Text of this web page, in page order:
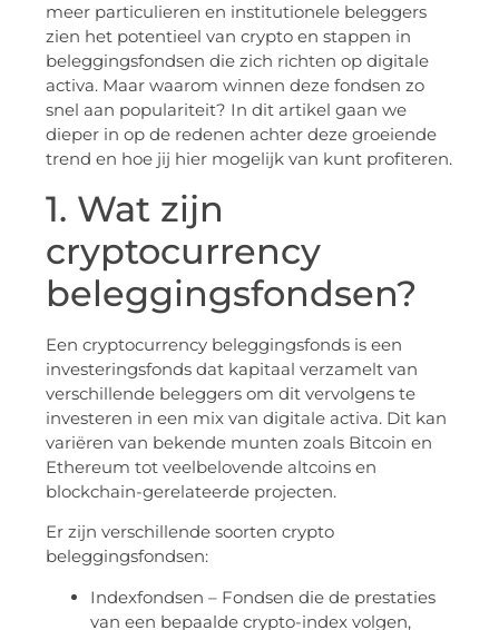
meer particulieren en institutionele beleggers
zien het potentieel van crypto en stappen in
beleggingsfondsen die zich richten op digitale
activa. Maar waarom winnen deze fondsen zo
snel aan populariteit? In dit artikel gaan we
dieper in op de redenen achter deze groeiende
trend en hoe jij hier mogelijk van kunt profiteren.
1. Wat zijn
cryptocurrency
beleggingsfondsen?
Een cryptocurrency beleggingsfonds is een
investeringsfonds dat kapitaal verzamelt van
verschillende beleggers om dit vervolgens te
investeren in een mix van digitale activa. Dit kan
variëren van bekende munten zoals Bitcoin en
Ethereum tot veelbelovende altcoins en
blockchain-gerelateerde projecten.
Er zijn verschillende soorten crypto
beleggingsfondsen:
Indexfondsen – Fondsen die de prestaties
van een bepaalde crypto-index volgen,